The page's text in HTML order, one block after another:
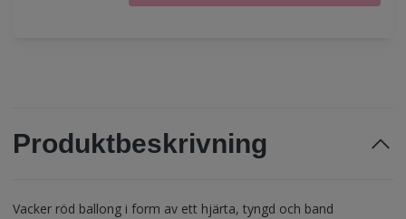
Produktbeskrivning
Vacker röd ballong i form av ett hjärta, tyngd och band